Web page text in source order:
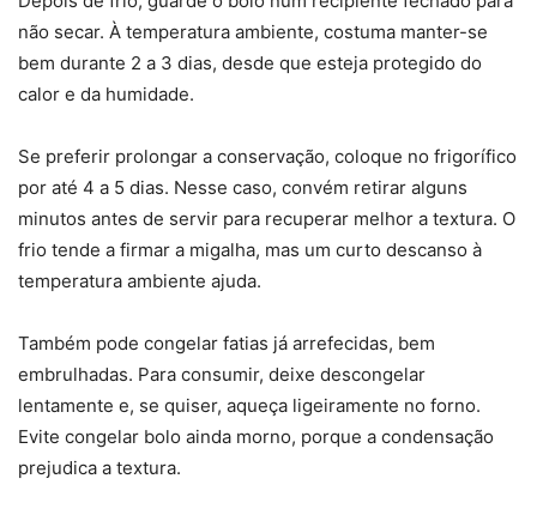
não secar. À temperatura ambiente, costuma manter-se
bem durante 2 a 3 dias, desde que esteja protegido do
calor e da humidade.
Se preferir prolongar a conservação, coloque no frigorífico
por até 4 a 5 dias. Nesse caso, convém retirar alguns
minutos antes de servir para recuperar melhor a textura. O
frio tende a firmar a migalha, mas um curto descanso à
temperatura ambiente ajuda.
Também pode congelar fatias já arrefecidas, bem
embrulhadas. Para consumir, deixe descongelar
lentamente e, se quiser, aqueça ligeiramente no forno.
Evite congelar bolo ainda morno, porque a condensação
prejudica a textura.